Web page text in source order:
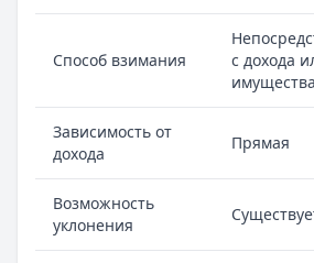
Способ взимания
с дохода
имущества
Зависимость от
дохода
Прямая
Возможность
уклонения